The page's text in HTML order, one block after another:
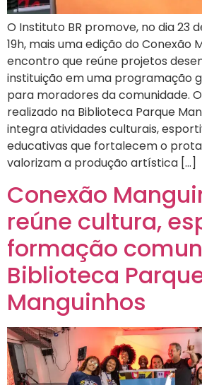
O Instituto BR promove, no dia 23
19h, mais uma edição do Conexão
encontro que reúne projetos
instituição em uma programação
para moradores da comunidade.
realizado na Biblioteca Parque
integra atividades culturais,
educativas que fortalecem o
valorizam a produção artística […]
Conexão
reúne cultura,
formação
Biblioteca
Manguinhos